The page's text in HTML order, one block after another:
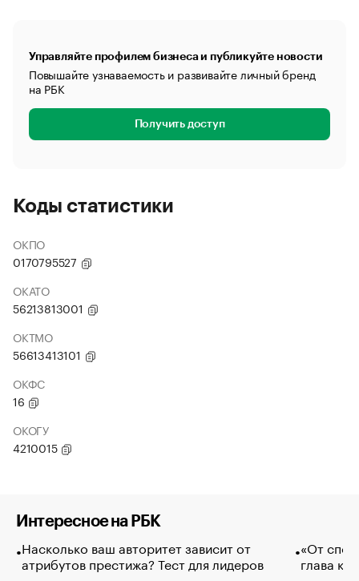
Управляйте профилем бизнеса и публикуйте новости
Повышайте узнаваемость и развивайте личный бренд
на РБК
Получить доступ
Коды статистики
ОКПО
0170795527
ОКАТО
56213813001
ОКТМО
56613413101
ОКФС
16
ОКОГУ
4210015
Интересное на РБК
Насколько ваш авторитет зависит от
атрибутов престижа? Тест для лидеров
«От
глава